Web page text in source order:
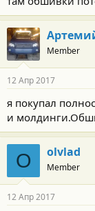
Member
12 Апр 2017
я покупал
и
O olvlad
Member
12 Апр 2017